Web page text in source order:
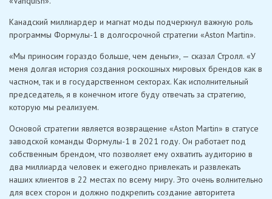
Канадский миллиардер и магнат моды подчеркнул важную роль
программы Формулы-1 в долгосрочной стратегии «Aston Martin».
«Мы приносим гораздо больше, чем деньги», — сказал Стролл. «У
меня долгая история создания роскошных мировых брендов как в
частном, так и в государственном секторах. Как исполнительный
председатель, я в конечном итоге буду отвечать за стратегию,
которую мы реализуем.
Основой стратегии является возвращение «Aston Martin» в статусе
заводской команды Формулы-1 в 2021 году. Он работает под
собственным брендом, что позволяет ему охватить аудиторию в
два миллиарда человек и ежегодно привлекать и развлекать
наших клиентов в 22 местах по всему миру. Это очень волнительно
для всех сторон и должно подкрепить создание авторитета